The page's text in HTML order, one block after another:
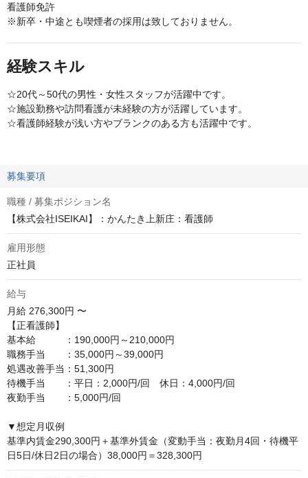
看護師免許
※新卒・中途とも喫煙者の採用は致しておりません。
経験スキル
☆20代～50代の男性・女性スタッフが活躍中です。
☆施設勤務や訪問看護が未経験の方が活躍しています。
☆看護師経験が浅い方やブランクのある方も活躍中です。
募集要項
職種 / 募集ポジション名
【株式会社ISEIKAI】：かんたき上新庄：看護師
雇用形態
正社員
給与
月給 276,300円 〜
【正看護師】
基本給　　　：190,000円～210,000円
職務手当　　：35,000円～39,000円
処遇改善手当：51,300円
待機手当　　：平日：2,000円/回　休日：4,000円/回
夜勤手当　　：5,000円/回
▼想定月収例
基準内賃金290,300円＋基準外賃金（変動手当：夜勤月4回・待機平
日5日/休日2日の場合）38,000円＝328,300円